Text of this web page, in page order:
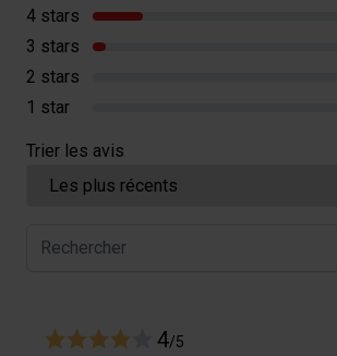
4 stars
3 stars
2 stars
1 star
Trier les avis
4/5